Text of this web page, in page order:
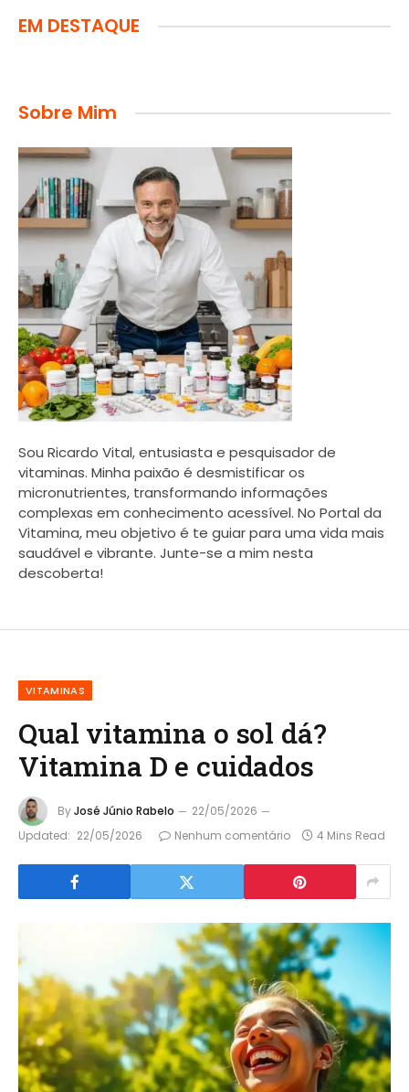
EM DESTAQUE
Sobre Mim
Sou Ricardo Vital, entusiasta e pesquisador de
vitaminas. Minha paixão é desmistificar os
micronutrientes, transformando informações
complexas em conhecimento acessível. No Portal da
Vitamina, meu objetivo é te guiar para uma vida mais
saudável e vibrante. Junte-se a mim nesta
descoberta!
VITAMINAS
Qual vitamina o sol dá?
Vitamina D e cuidados
ByJosé Júnio Rabelo
22/05/2026
Updated: 22/05/2026 Nenhum comentário 4 Mins Read